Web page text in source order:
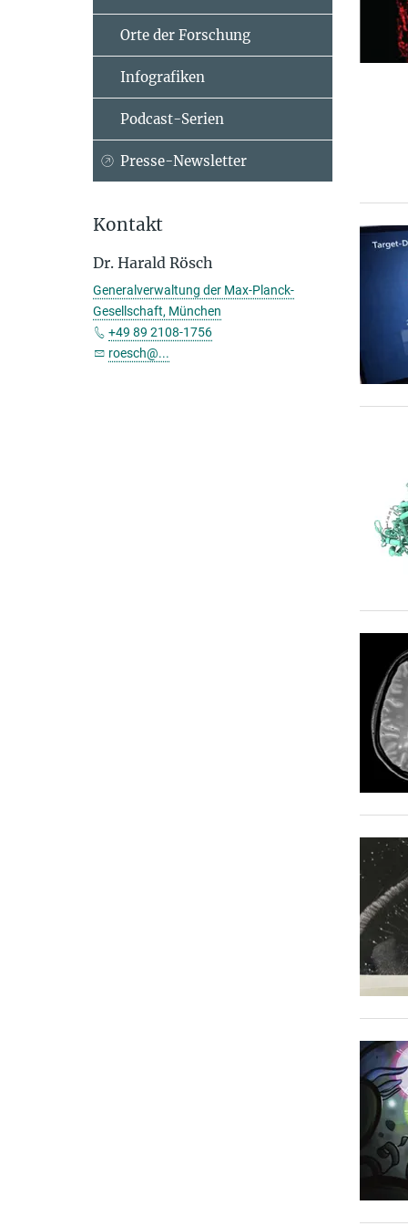
Orte der Forschung
Infografiken
Podcast-Serien
Presse-Newsletter
Kontakt
Dr. Harald Rösch
Generalverwaltung der Max-Planck-
Gesellschaft, München
+49 89 2108-1756
roesch@...